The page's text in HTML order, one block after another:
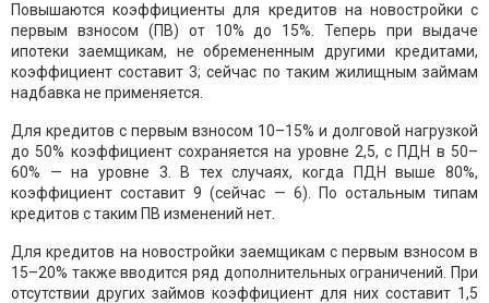
Повышаются коэффициенты для кредитов на новостройки с
первым взносом (ПВ) от 10% до 15%. Теперь при выдаче
ипотеки заемщикам, не обремененным другими кредитами,
коэффициент составит 3; сейчас по таким жилищным займам
надбавка не применяется.
Для кредитов с первым взносом 10–15% и долговой нагрузкой
до 50% коэффициент сохраняется на уровне 2,5, с ПДН в 50–
60% — на уровне 3. В тех случаях, когда ПДН выше 80%,
коэффициент составит 9 (сейчас — 6). По остальным типам
кредитов с таким ПВ изменений нет.
Для кредитов на новостройки заемщикам с первым взносом в
15–20% также вводится ряд дополнительных ограничений. При
отсутствии других займов коэффициент для них составит 1,5